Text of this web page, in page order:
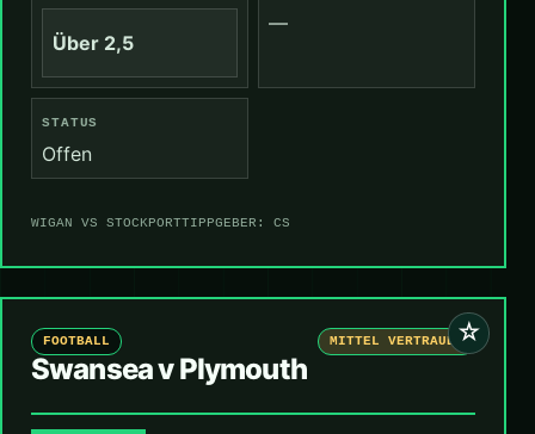
Über 2,5
—
STATUS
Offen
WIGAN VS STOCKPORTTIPPGEBER: CS
☆
FOOTBALL MITTEL VERTRAUEN
Swansea v Plymouth